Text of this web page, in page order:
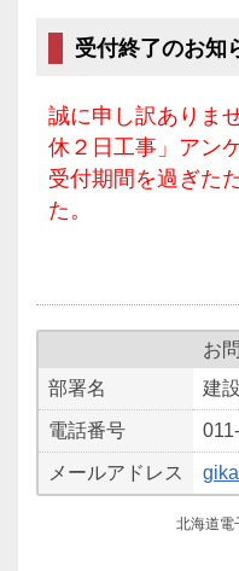
受付終了のお知
誠に申し訳ありま
休２日工事」アン
受付期間を過ぎた
た。
お
部署名
建
電話番号
メールアドレス
北海道電